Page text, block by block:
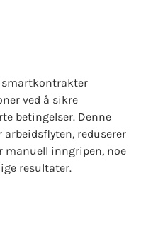
smartkontrakter
ved å sikre
betingelser. Denne
reduserer
manuell inngripen, noe
resultater.